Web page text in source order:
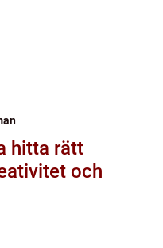
och